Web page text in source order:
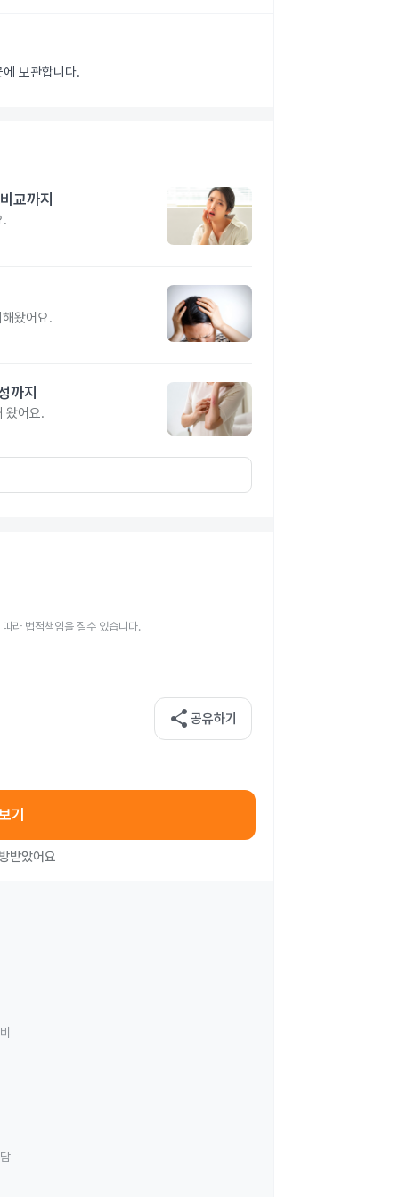
보관합니다.
교까지
.
왔어요.
까지
왔어요.
라 법적책임을 질수 있습니다.
share 공유하기
기
받았어요